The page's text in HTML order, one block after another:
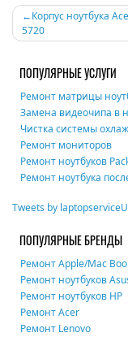
Навигация
по
записям
Корпус ноутбука
5720
ПОПУЛЯРНЫЕ УСЛУГИ
Ремонт матрицы
Замена видеочипа в
Чистка системы
Ремонт мониторов
Ремонт ноутбуков
Ремонт ноутбука
Tweets by
ПОПУЛЯРНЫЕ БРЕНДЫ
Ремонт Apple/Mac
Ремонт ноутбуков
Ремонт ноутбуков HP
Ремонт Acer
Ремонт Lenovo